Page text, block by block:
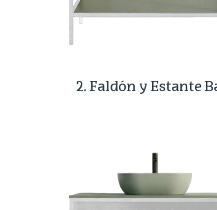
2. Faldón y Estante